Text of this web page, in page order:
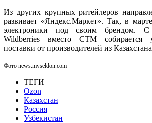
Из других крупных ритейлеров
развивает «Яндекс.Маркет». Так, в
электроники под своим брендом. С
Wildberries вместо СТМ собирается
поставки от производителей из
Фото news.myseldon.com
ТЕГИ
Ozon
Казахстан
Россия
Узбекистан